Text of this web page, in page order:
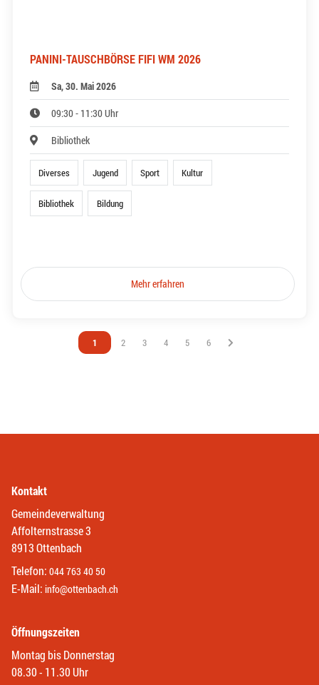
PANINI-TAUSCHBÖRSE FIFI WM 2026
Sa, 30. Mai 2026
09:30 - 11:30 Uhr
Bibliothek
Diverses Jugend Sport Kultur
Bibliothek Bildung
Mehr erfahren
Vous êtes sur la page
1 Vous êtes sur la page
2 Vous êtes sur la page
3 Vous êtes sur la page
4 Vous êtes sur la page
5 Vous êtes sur la page
6
Kontakt
Gemeindeverwaltung
Affolternstrasse 3
8913 Ottenbach
Telefon: 044 763 40 50
E-Mail: info@ottenbach.ch
Öffnungszeiten
Montag bis Donnerstag
08.30 - 11.30 Uhr